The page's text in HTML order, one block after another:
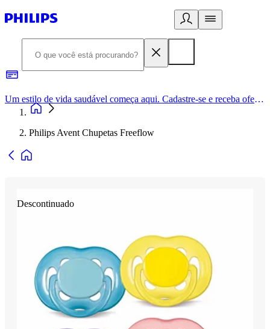
Um estilo de vida saudável começa aqui. Cadastre-se e receba ofertas exclusivas.
Philips Avent Chupetas Freeflow
Descontinuado